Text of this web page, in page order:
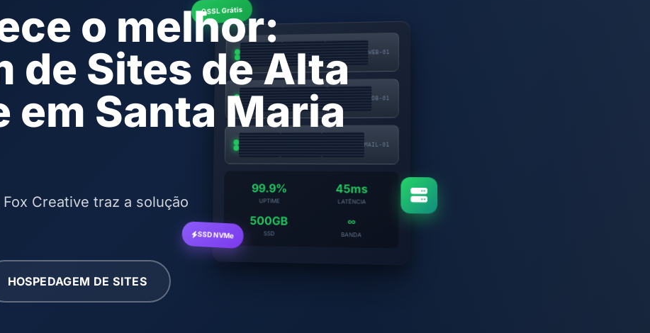
o melhor:
de Sites de Alta
em Santa Maria
Creative traz a solução
HOSPEDAGEM DE SITES
SSL Grátis
SSD NVMe
WEB-01
DB-01
MAIL-01
99.9%
UPTIME
45ms
LATÊNCIA
500GB
SSD
∞
BANDA